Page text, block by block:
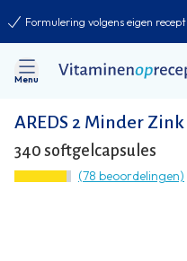
Formulering volgens eigen recept
Menu
AREDS 2 Minder Zink
340 softgelcapsules
(78 beoordelingen)